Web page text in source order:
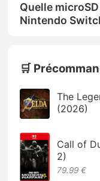
Quelle
Nintendo
🛒
The
(2026)
Call of
2)
79.99 €